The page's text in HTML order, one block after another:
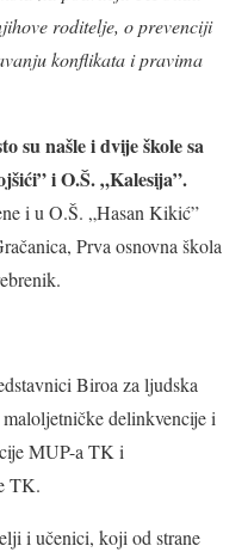
roditelje, o prevenciji
konflikata i pravima
su našle i dvije škole sa
i O.Š. „Kalesija”.
i u O.Š. „Hasan Kikić”
Prva osnovna škola
Biroa za ljudska
delinkvencije i
MUP-a TK i
TK.
i učenici, koji od strane